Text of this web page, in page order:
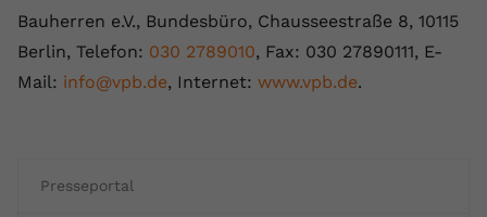
Presseportal
Bauherren e.V., Bundesbüro, Chausseestraße 8, 10115
Berlin, Telefon: 030 2789010, Fax: 030 27890111, E-
Mail: info@vpb.de, Internet: www.vpb.de.